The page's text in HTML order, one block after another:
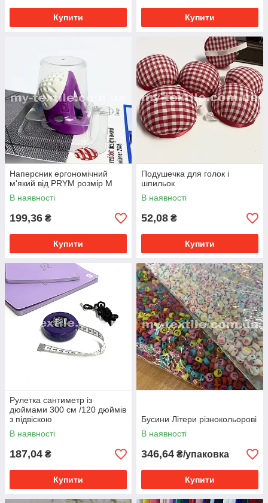
Купити Купити
Наперсник ергономічний
м'який від PRYM розмір М
В наявності
199,36 ₴
Купити
Подушечка для голок і
шпильок
В наявності
52,08 ₴
Купити
Рулетка сантиметр із
дюймами 300 см /120 дюймів
з підвіскою
В наявності
187,04 ₴
Купити
Бусини Літери різнокольорові
В наявності
346,64 ₴/упаковка
Купити